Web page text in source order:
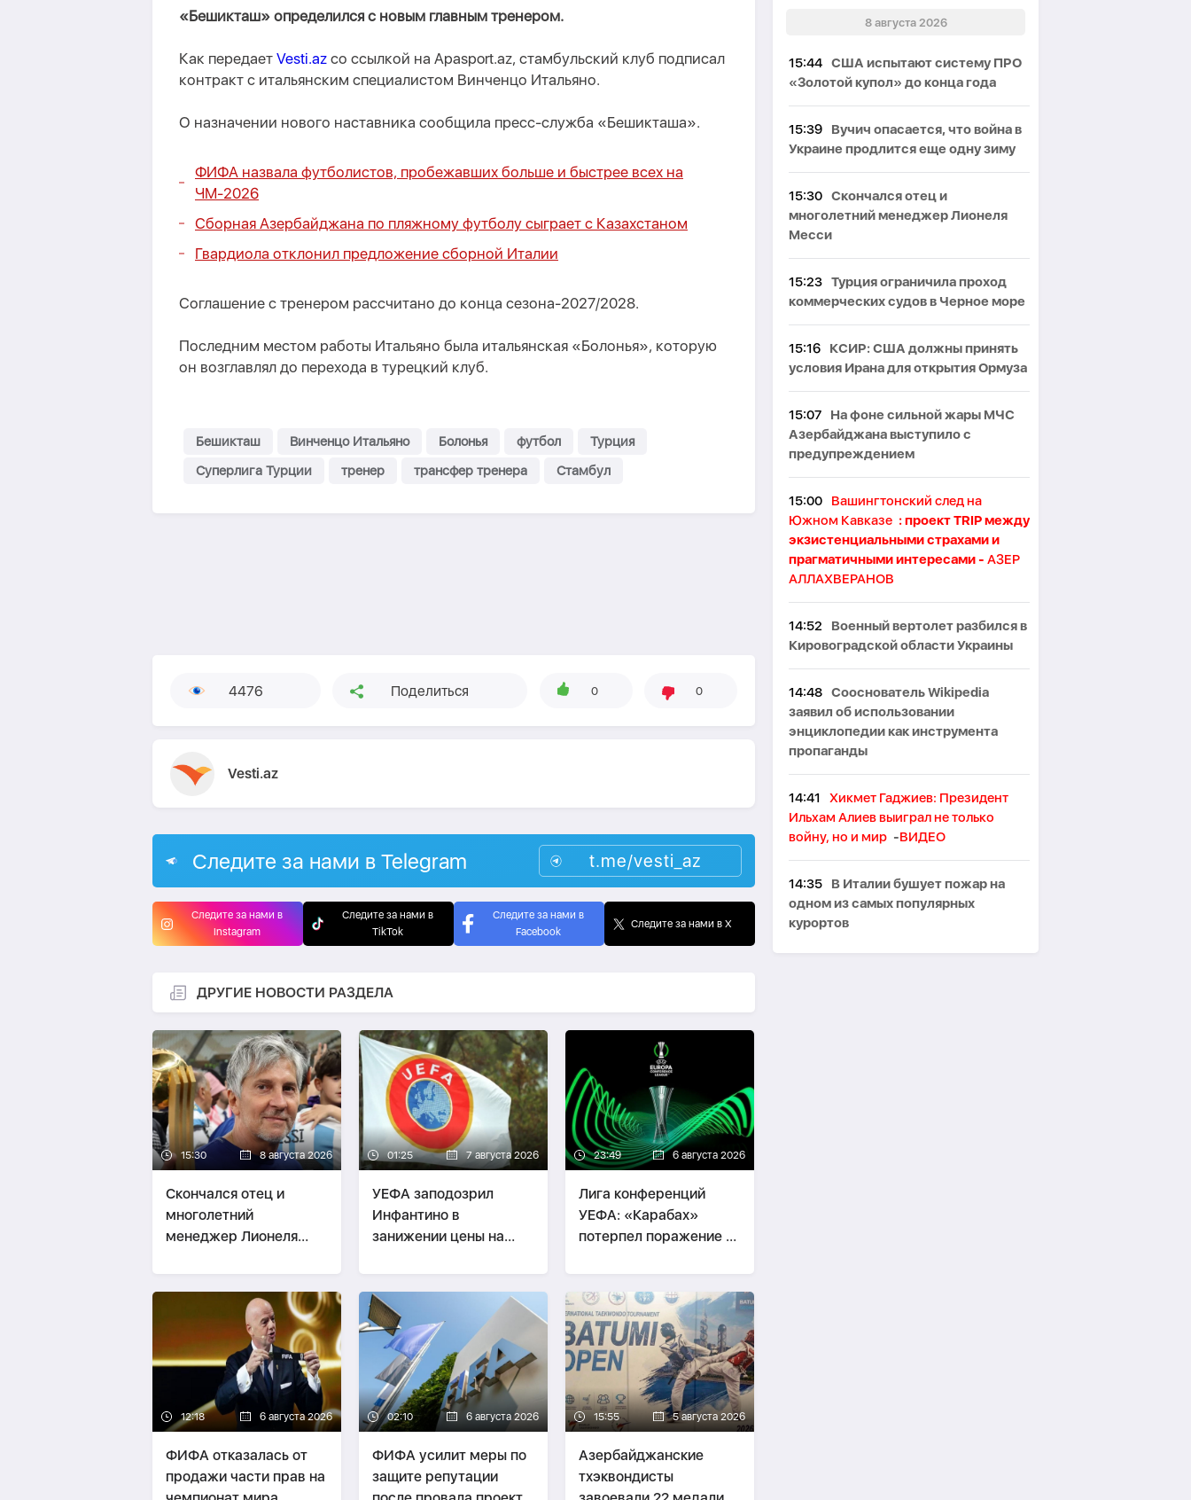
«Бешикташ» определился с новым главным тренером.
Как передает Vesti.az со ссылкой на Apasport.az, стамбульский клуб подписал
контракт с итальянским специалистом Винченцо Итальяно.
О назначении нового наставника сообщила пресс-служба «Бешикташа».
ФИФА назвала футболистов, пробежавших больше и быстрее всех на
ЧМ-2026
Сборная Азербайджана по пляжному футболу сыграет с Казахстаном
Гвардиола отклонил предложение сборной Италии
Соглашение с тренером рассчитано до конца сезона-2027/2028.
Последним местом работы Итальяно была итальянская «Болонья», которую
он возглавлял до перехода в турецкий клуб.
Бешикташ Винченцо Итальяно Болонья футбол
Турция
Суперлига Турции
тренер трансфер тренера Стамбул
4476 Поделиться 0 0
Vesti.az
Следите за нами в Telegram t.me/vesti_az
Следите за нами в
Instagram
Следите за нами в
TikTok
Следите за нами в
Facebook
Следите за нами в X
ДРУГИЕ НОВОСТИ РАЗДЕЛА
15:30 8 августа 2026
Скончался отец и
многолетний
менеджер Лионеля
01:25 7 августа 2026
УЕФА заподозрил
Инфантино в
занижении цены на
23:49 6 августа 2026
Лига конференций
УЕФА: «Карабах»
потерпел поражение в
12:18 6 августа 2026
ФИФА отказалась от
продажи части прав на
02:10 6 августа 2026
ФИФА усилит меры по
защите репутации
15:55 5 августа 2026
Азербайджанские
тхэквондисты
8 августа 2026
15:44 США испытают систему ПРО
«Золотой купол» до конца года
15:39
Вучич опасается, что война в
Украине продлится еще одну зиму
15:30 Скончался отец и
многолетний менеджер Лионеля
Месси
15:23 Турция ограничила проход
коммерческих судов в Черное море
15:16
КСИР: США должны принять
условия Ирана для открытия Ормуза
15:07
На фоне сильной жары МЧС
Азербайджана выступило с
предупреждением
15:00
Вашингтонский след на
Южном Кавказе : проект TRIP между
экзистенциальными страхами и
прагматичными интересами - АЗЕР
АЛЛАХВЕРАНОВ
14:52
Военный вертолет разбился в
Кировоградской области Украины
14:48 Сооснователь Wikipedia
заявил об использовании
энциклопедии как инструмента
пропаганды
14:41
Хикмет Гаджиев: Президент
Ильхам Алиев выиграл не только
войну, но и мир -ВИДЕО
14:35
В Италии бушует пожар на
одном из самых популярных
курортов